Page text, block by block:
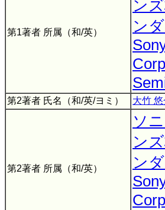
第1著者 所属（和/英）
ン
ン
第2著者 氏名（和/英/ヨミ） 大竹 悠
第2著者 所属（和/英）
ソ
ン
ン